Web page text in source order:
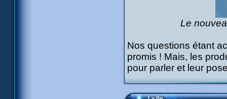
Le
Nos questions étant
promis ! Mais, les
pour parler et leur